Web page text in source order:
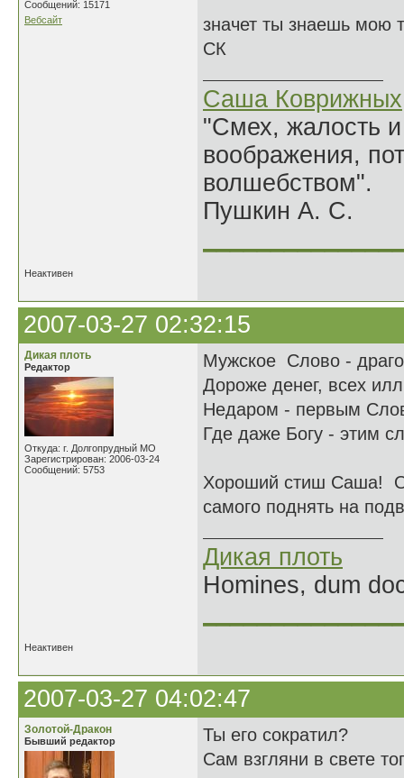
Сообщений: 15171
Вебсайт
значет ты знаешь мою
СК
Саша Коврижных
"Смех, жалость
воображения,
волшебством".
Пушкин А. С.
Неактивен
2007-03-27 02:32:15
Дикая плоть
Редактор
Откуда: г. Долгопрудный МО
Зарегистрирован: 2006-03-24
Сообщений: 5753
Мужское Слово -
Дороже денег, всех
Недаром - первым
Где даже Богу - этим
Хороший стиш Саша! О
самого поднять на
Дикая плоть
Homines, dum
Неактивен
2007-03-27 04:02:47
Золотой-Дракон
Бывший редактор
Ты его сократил?
Сам взгляни в свете